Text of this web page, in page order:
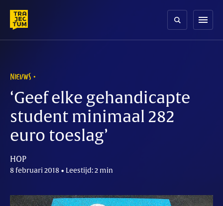
content
menu
NIEUWS
‘Geef elke gehandicapte
student minimaal 282
euro toeslag’
HOP
8 februari 2018 • Leestijd: 2 min